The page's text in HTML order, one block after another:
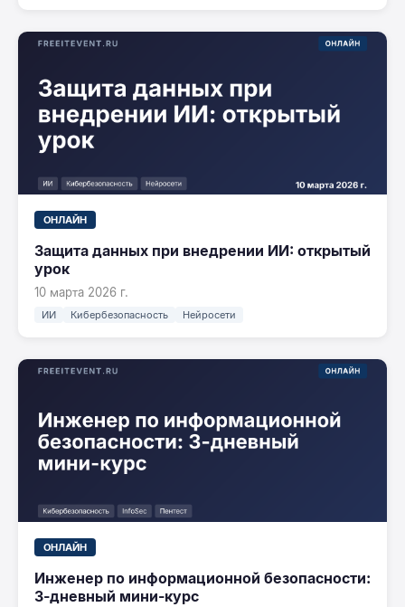
ОНЛАЙН
Защита данных при внедрении ИИ: открытый
урок
10 марта 2026 г.
ИИ Кибербезопасность Нейросети
ОНЛАЙН
Инженер по информационной безопасности:
3-дневный мини-курс